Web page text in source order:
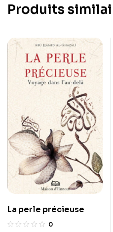
Produits
La perle précieuse
0